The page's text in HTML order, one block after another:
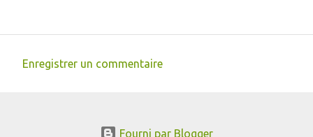
Enregistrer un commentaire
Fourni par Blogger